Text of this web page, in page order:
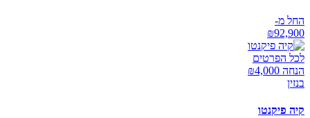
החל מ-
₪92,900
לכל הפרטים
הנחה ₪ 4,000
בנזין
קיה פיקנטו